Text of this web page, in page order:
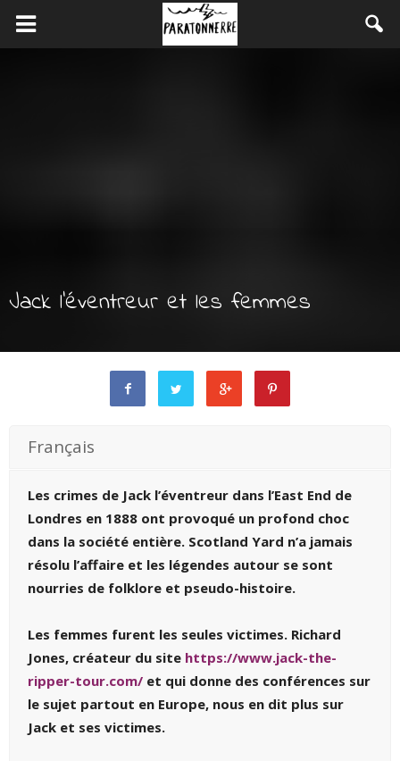
Jack l’éventreur et les femmes
Français
Les crimes de Jack l’éventreur dans l’East End de
Londres en 1888 ont provoqué un profond choc
dans la société entière. Scotland Yard n’a jamais
résolu l’affaire et les légendes autour se sont
nourries de folklore et pseudo-histoire.
Les femmes furent les seules victimes. Richard
Jones, créateur du site https://www.jack-the-
ripper-tour.com/ et qui donne des conférences sur
le sujet partout en Europe, nous en dit plus sur
Jack et ses victimes.